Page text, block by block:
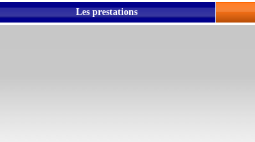
Les prestations